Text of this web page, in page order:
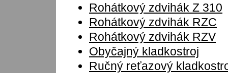
Rohátkový zdvihák Z 310
Rohátkový zdvihák RZC
Rohátkový zdvihák RZV
Obyčajný kladkostroj
Ručný reťazový